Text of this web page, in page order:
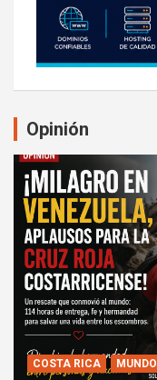
Opinión
COSTA RICA MUNDO